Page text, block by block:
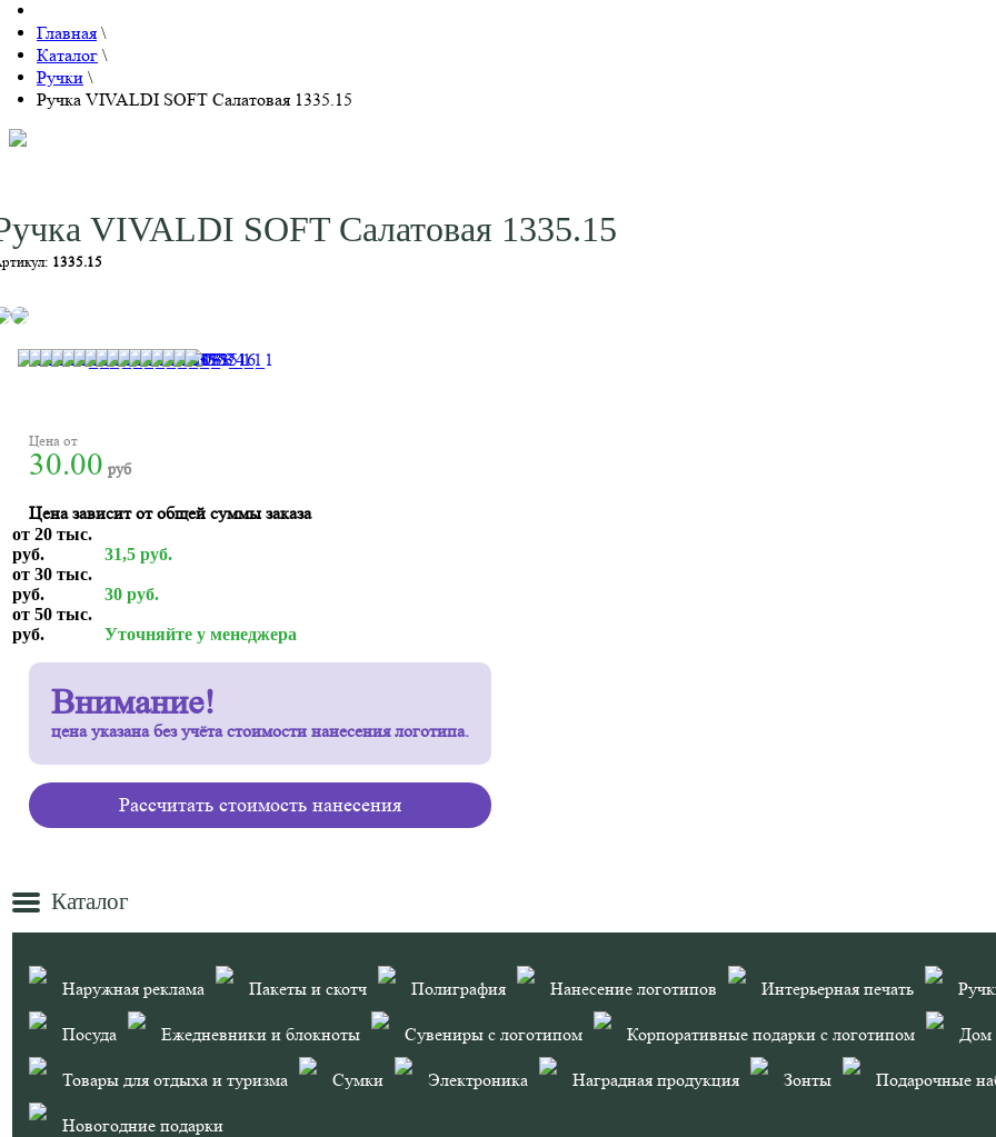
Каталог
Наружная реклама Пакеты и скотч Полиграфия Нанесение логотипов Интерьерная печать
Посуда Ежедневники и блокноты Сувениры с логотипом Корпоративные подарки с логотипом Дом
Товары для отдыха и туризма Сумки Электроника Наградная продукция Зонты Подарочные
Новогодние подарки
Главная \
Каталог \
Ручки \
Ручка VIVALDI SOFT Салатовая 1335.15
VIVALDI SOFT Салатовая 1335.15
1335.15
Цена от
30.00 руб
Цена зависит от общей суммы заказа
от 20 тыс.
руб.
31,5 руб.
от 30 тыс.
руб.
30 руб.
от 50 тыс.
руб.
Уточняйте у менеджера
Внимание!
цена указана без учёта стоимости нанесения логотипа.
Рассчитать стоимость нанесения